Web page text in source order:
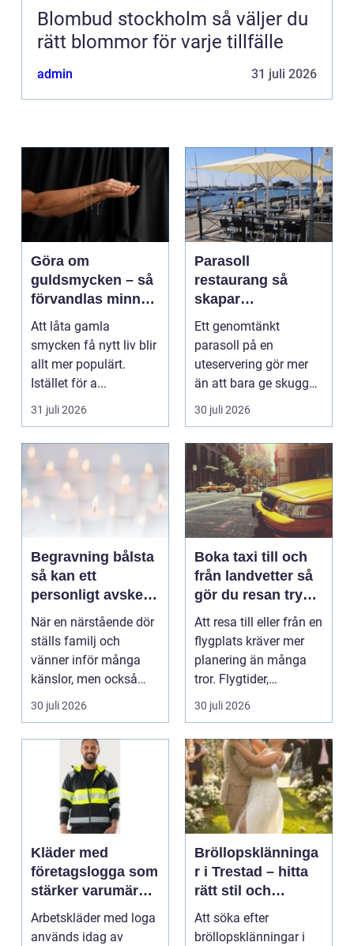
Blombud stockholm så väljer du
rätt blommor för varje tillfälle
admin 31 juli 2026
Göra om
guldsmycken – så
förvandlas minnen
till nya favoriter
Att låta gamla
smycken få nytt liv blir
allt mer populärt.
Istället för a...
31 juli 2026
Parasoll
restaurang så
skapar
uteserveringen rätt
känsla året runt
Ett genomtänkt
parasoll på en
uteservering gör mer
än att bara ge skugga.
Det påverkar hur länge
gäs...
30 juli 2026
Begravning bålsta
så kan ett
personligt avsked
formas
När en närstående dör
ställs familj och
vänner inför många
känslor, men också
praktiska beslut. En b...
30 juli 2026
Boka taxi till och
från landvetter så
gör du resan trygg
och smidig
Att resa till eller från en
flygplats kräver mer
planering än många
tror. Flygtider,
packning, säker...
30 juli 2026
Kläder med
företagslogga som
stärker varumärket
varje dag
Arbetskläder med loga
används idag av
Bröllopsklänninga
r i Trestad – hitta
rätt stil och
passform inför den
stora dagen
Att söka efter
bröllopsklänningar i